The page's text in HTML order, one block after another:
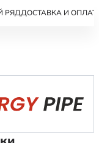
РЯДДОСТАВКА И